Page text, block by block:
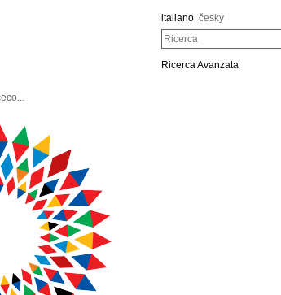
italiano česky
Ricerca
Ricerca Avanzata